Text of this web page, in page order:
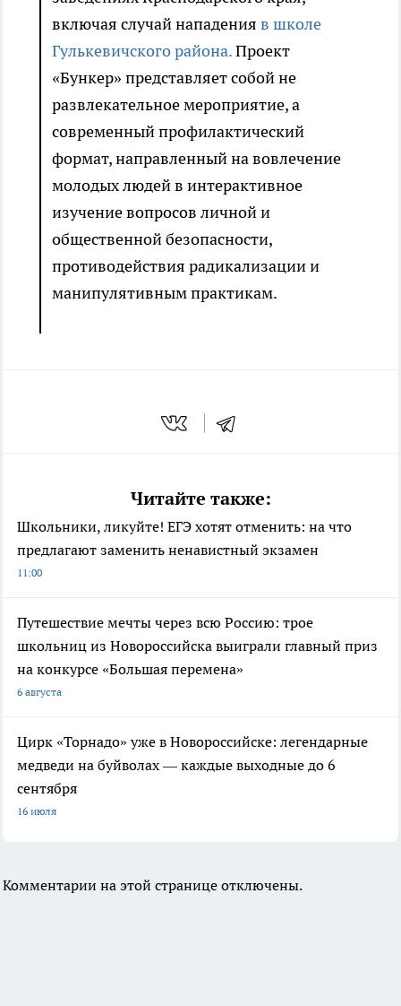
включая случай нападения в школе
Гулькевичского района.Проект
«Бункер» представляет собой не
развлекательное мероприятие, а
современный профилактический
формат, направленный на вовлечение
молодых людей в интерактивное
изучение вопросов личной и
общественной безопасности,
противодействия радикализации и
манипулятивным практикам.
Читайте также:
Школьники, ликуйте! ЕГЭ хотят отменить: на что
предлагают заменить ненавистный экзамен
11:00
Путешествие мечты через всю Россию: трое
школьниц из Новороссийска выиграли главный приз
на конкурсе «Большая перемена»
6 августа
Цирк «Торнадо» уже в Новороссийске: легендарные
медведи на буйволах — каждые выходные до 6
сентября
16 июля
Комментарии на этой странице отключены.